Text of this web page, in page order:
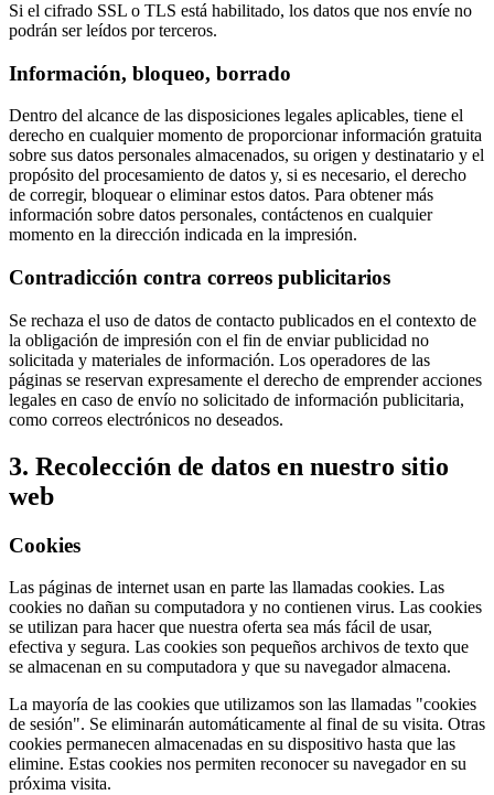
Si el cifrado SSL o TLS está habilitado, los datos que nos envíe no
podrán ser leídos por terceros.
Información, bloqueo, borrado
Dentro del alcance de las disposiciones legales aplicables, tiene el
derecho en cualquier momento de proporcionar información gratuita
sobre sus datos personales almacenados, su origen y destinatario y el
propósito del procesamiento de datos y, si es necesario, el derecho
de corregir, bloquear o eliminar estos datos. Para obtener más
información sobre datos personales, contáctenos en cualquier
momento en la dirección indicada en la impresión.
Contradicción contra correos publicitarios
Se rechaza el uso de datos de contacto publicados en el contexto de
la obligación de impresión con el fin de enviar publicidad no
solicitada y materiales de información. Los operadores de las
páginas se reservan expresamente el derecho de emprender acciones
legales en caso de envío no solicitado de información publicitaria,
como correos electrónicos no deseados.
3. Recolección de datos en nuestro sitio
web
Cookies
Las páginas de internet usan en parte las llamadas cookies. Las
cookies no dañan su computadora y no contienen virus. Las cookies
se utilizan para hacer que nuestra oferta sea más fácil de usar,
efectiva y segura. Las cookies son pequeños archivos de texto que
se almacenan en su computadora y que su navegador almacena.
La mayoría de las cookies que utilizamos son las llamadas "cookies
de sesión". Se eliminarán automáticamente al final de su visita. Otras
cookies permanecen almacenadas en su dispositivo hasta que las
elimine. Estas cookies nos permiten reconocer su navegador en su
próxima visita.